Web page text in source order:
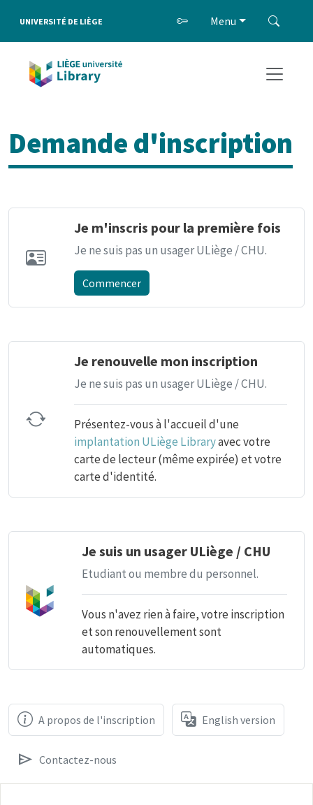
UNIVERSITÉ DE LIÈGE Menu
Demande d'inscription
Je m'inscris pour la première fois
Je ne suis pas un usager ULiège / CHU.
Commencer
Je renouvelle mon inscription
Je ne suis pas un usager ULiège / CHU.
Présentez-vous à l'accueil d'une
implantation ULiège Libraryavec votre
carte de lecteur (même expirée) et votre
carte d'identité.
Je suis un usager ULiège / CHU
Etudiant ou membre du personnel.
Vous n'avez rien à faire, votre inscription
et son renouvellement sont
automatiques.
A propos de l'inscription English version
send Contactez-nous